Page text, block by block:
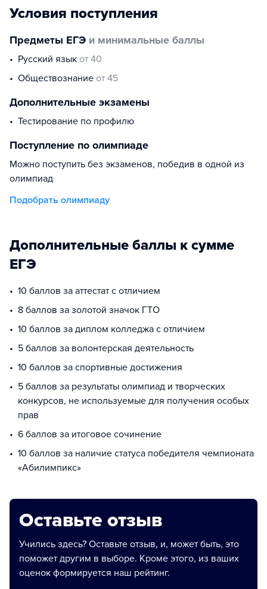
Условия поступления
Предметы ЕГЭ и минимальные баллы
русский язык от 40
обществознание от 45
Дополнительные экзамены
тестирование по профилю
Поступление по олимпиаде
Можно поступить без экзаменов, победив в одной из
олимпиад
Подобрать олимпиаду
Дополнительные баллы к сумме
ЕГЭ
10 баллов за аттестат с отличием
8 баллов за золотой значок ГТО
10 баллов за диплом колледжа с отличием
5 баллов за волонтерская деятельность
10 баллов за спортивные достижения
5 баллов за результаты олимпиад и творческих
конкурсов, не используемые для получения особых
прав
6 баллов за итоговое сочинение
10 баллов за наличие статуса победителя чемпионата
«Абилимпикс»
Оставьте отзыв
Учились здесь? Оставьте отзыв, и, может быть, это
поможет другим в выборе. Кроме этого, из ваших
оценок формируется наш рейтинг.